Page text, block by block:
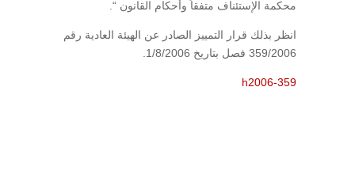
محكمة الإستئناف متفقاً وأحكام القانون “.
انظر بذلك قرار التمييز الصادر عن الهيئة العادية رقم
359/2006 فصل بتاريخ 1/8/2006.
h2006-359